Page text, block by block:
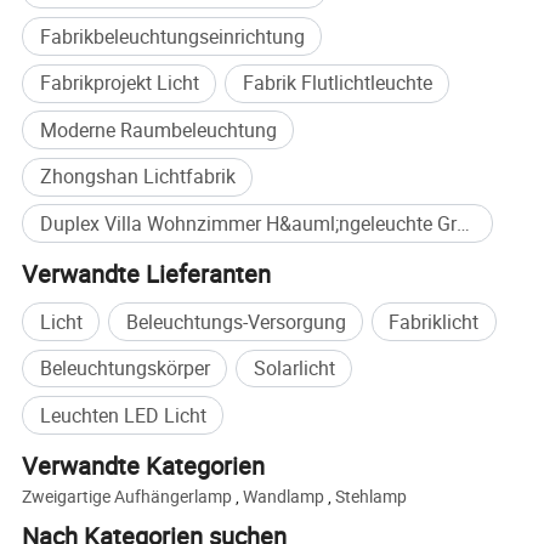
[Kundenspezifische Projekte
Fabrikbeleuchtungseinrichtung
Fabrikprojekt Licht
Fabrik Flutlichtleuchte
Moderne Raumbeleuchtung
Zhongshan Lichtfabrik
Duplex Villa Wohnzimmer H&auml;ngeleuchte Großkauf
Verwandte Lieferanten
Licht Beleuchtungs-Versorgung
Fabriklicht
Beleuchtungskörper
Solarlicht
Leuchten LED Licht
Verwandte Kategorien
Zweigartige Aufhängerlamp,Wandlamp,Stehlamp
Nach Kategorien suchen